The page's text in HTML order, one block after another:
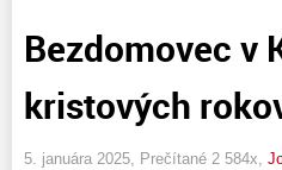
Bezdomovec v
kristových
5. januára 2025, Prečítané 2 584x,